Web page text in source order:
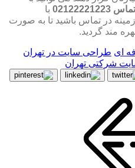
با
در تماس باشید تا به صورت
مند گردید.
ای طراحی سایت در تهران
شرکتی تهران